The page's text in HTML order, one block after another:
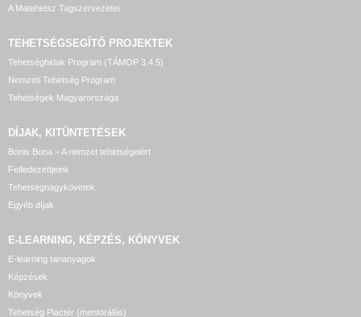
A Matehetsz Tagszervezetei
TEHETSÉGSEGÍTŐ PROJEKTEK
Tehetséghidak Program (TÁMOP 3.4.5)
Nemzeti Tehetség Program
Tehetségek Magyarországa
DÍJAK, KITÜNTETÉSEK
Bonis Bona – A nemzet tehetségeiért
Felfedezettjeink
Tehetségnagykövetek
Egyéb díjak
E-LEARNING, KÉPZÉS, KÖNYVEK
E-learning tananyagok
Képzések
Könyvek
Tehetség Piactér (mentorálás)